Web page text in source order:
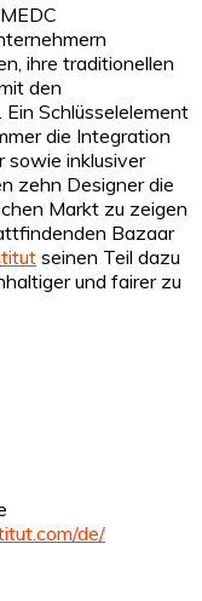
ihre traditionellen
den
Schlüsselelement
die Integration
sowie inklusiver
zehn Designer die
Markt zu zeigen
Bazaar
seinen Teil dazu
und fairer zu
de/